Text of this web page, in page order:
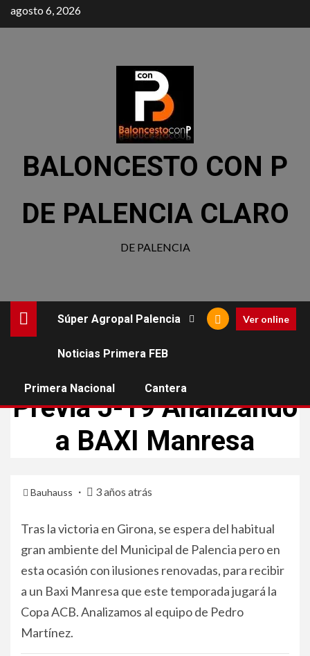
agosto 6, 2026
BALONCESTO CON P
DE PALENCIA CLARO
DE PALENCIA
Súper Agropal Palencia
Noticias Primera FEB
Primera Nacional Cantera
Ver online
Previa J-19 Analizando
a BAXI Manresa
Bauhauss 3 años atrás
Tras la victoria en Girona, se espera del habitual
gran ambiente del Municipal de Palencia pero en
esta ocasión con ilusiones renovadas, para recibir
a un Baxi Manresa que este temporada jugará la
Copa ACB. Analizamos al equipo de Pedro
Martínez.